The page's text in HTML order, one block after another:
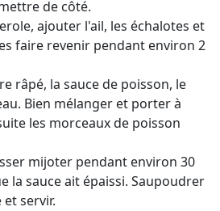
de côté.
ajouter l'ail, les échalotes et
faire revenir pendant environ 2
râpé, la sauce de poisson, le
Bien mélanger et porter à
les morceaux de poisson
mijoter pendant environ 30
la sauce ait épaissi. Saupoudrer
servir.